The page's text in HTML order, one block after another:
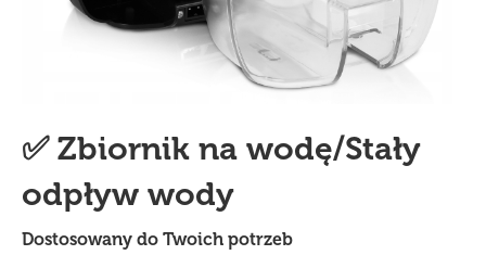
✅ Zbiornik na wodę/Stały
odpływ wody
Dostosowany do Twoich potrzeb